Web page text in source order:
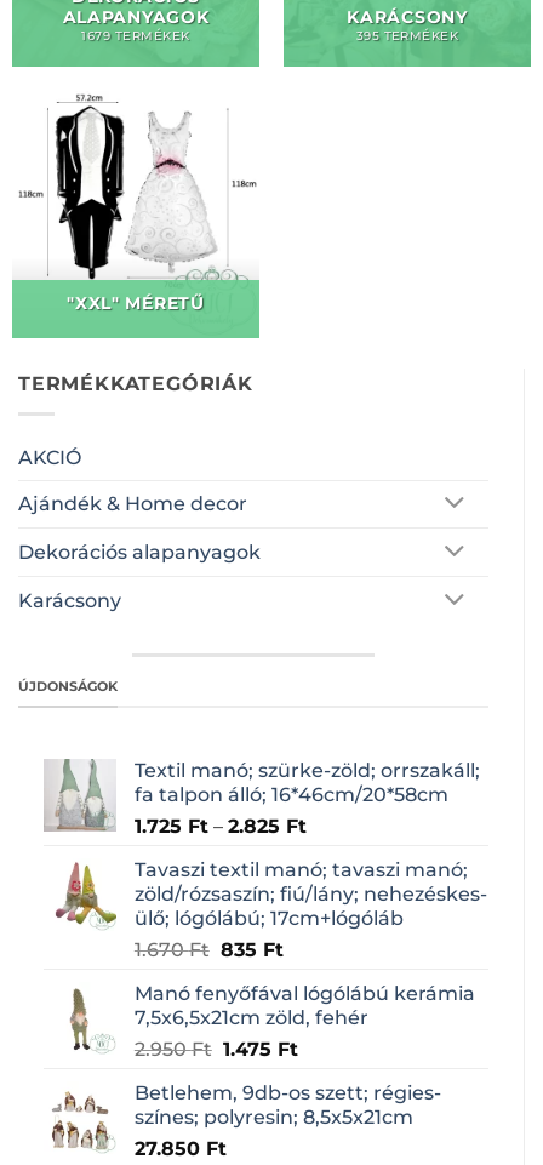
ALAPANYAGOK
1679 TERMÉKEK
KARÁCSONY
395 TERMÉKEK
"XXL" MÉRETŰ
TERMÉKKATEGÓRIÁK
AKCIÓ
Ajándék & Home decor
Dekorációs alapanyagok
Karácsony
ÚJDONSÁGOK
Textil manó; szürke-zöld; orrszakáll;
fa talpon álló; 16*46cm/20*58cm
1.725 Ft– 2.825 Ft
Tavaszi textil manó; tavaszi manó;
zöld/rózsaszín; fiú/lány; nehezéskes-
ülő; lógólábú; 17cm+lógóláb
1.670Ft Original
was:
1.670 Ft.
835 FtCurrent
is:
835 Ft.
Manó fenyőfával lógólábú kerámia
7,5x6,5x21cm zöld, fehér
2.950Ft Original
was:
2.950 Ft.
1.475 FtCurrent
is:
1.475 Ft.
Betlehem, 9db-os szett; régies-
színes; polyresin; 8,5x5x21cm
27.850 Ft